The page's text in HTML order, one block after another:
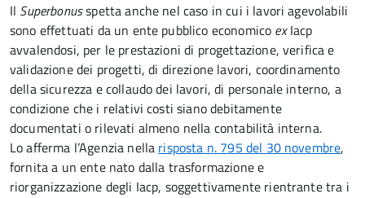
Il Superbonusspetta anche nel caso in cui i lavori agevolabili
sono effettuati da un ente pubblico economico exIacp
avvalendosi, per le prestazioni di progettazione, verifica e
validazione dei progetti, di direzione lavori, coordinamento
della sicurezza e collaudo dei lavori, di personale interno, a
condizione che i relativi costi siano debitamente
documentati o rilevati almeno nella contabilità interna.
Lo afferma l’Agenzia nella risposta n. 795 del 30 novembre,
fornita a un ente nato dalla trasformazione e
riorganizzazione degli Iacp, soggettivamente rientrante tra i